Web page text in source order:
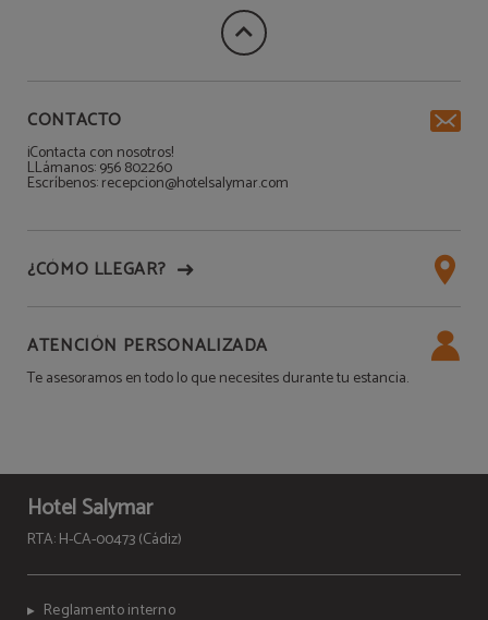
CONTACTO
¡Contacta con nosotros!
LLámanos: 956 802260
Escríbenos: recepcion@hotelsalymar.com
¿CÓMO LLEGAR?
ATENCIÓN PERSONALIZADA
Te asesoramos en todo lo que necesites durante tu estancia.
Hotel Salymar
RTA: H-CA-00473 (Cádiz)
Reglamento interno